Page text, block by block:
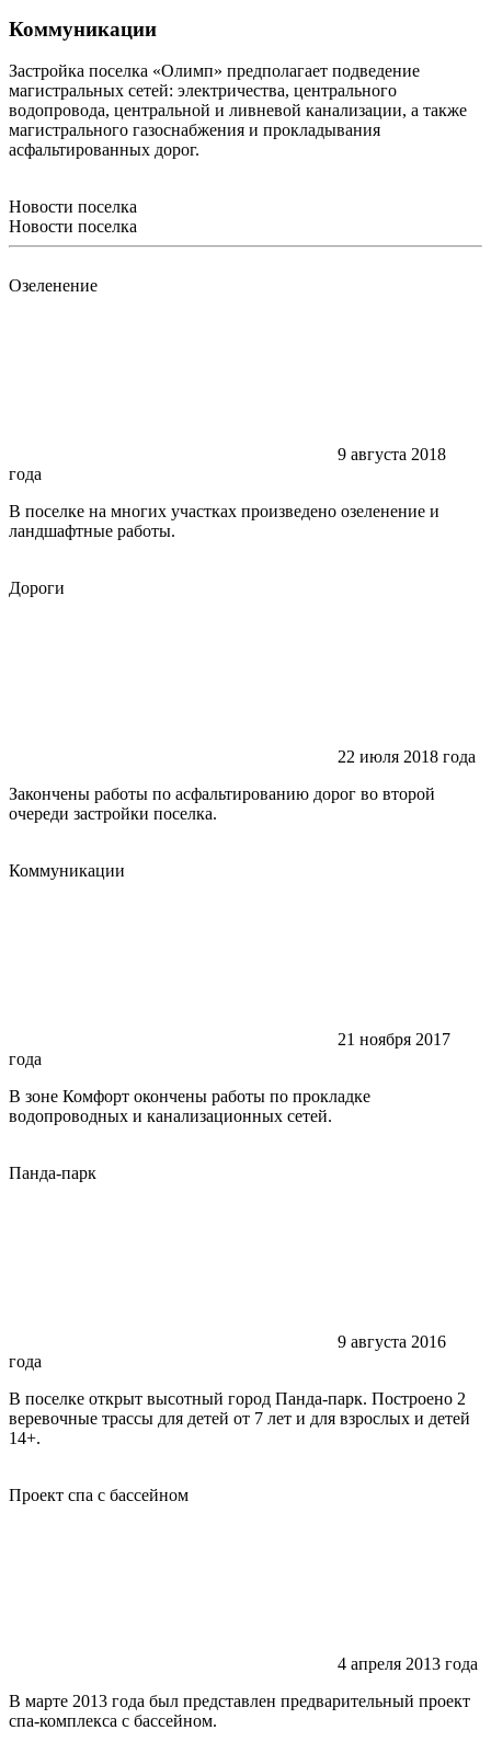
Коммуникации
Застройка поселка «Олимп» предполагает подведение
магистральных сетей: электричества, центрального
водопровода, центральной и ливневой канализации, а также
магистрального газоснабжения и прокладывания
асфальтированных дорог.
Новости поселка
Новости поселка
Озеленение
9 августа 2018
года
В поселке на многих участках произведено озеленение и
ландшафтные работы.
Дороги
22 июля 2018 года
Закончены работы по асфальтированию дорог во второй
очереди застройки поселка.
Коммуникации
21 ноября 2017
года
В зоне Комфорт окончены работы по прокладке
водопроводных и канализационных сетей.
Панда-парк
9 августа 2016
года
В поселке открыт высотный город Панда-парк. Построено 2
веревочные трассы для детей от 7 лет и для взрослых и детей
14+.
Проект спа с бассейном
4 апреля 2013 года
В марте 2013 года был представлен предварительный проект
спа-комплекса с бассейном.